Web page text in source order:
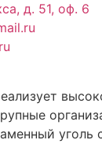
д. 51, оф. 6
уголь